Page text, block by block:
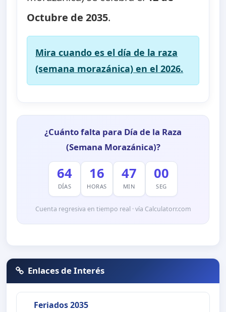
Octubre de 2035.
Mira cuando es el día de la raza
(semana morazánica) en el 2026.
¿Cuánto falta para Día de la Raza
(Semana Morazánica)?
64
DÍAS
16
HORAS
47
MIN
00
SEG
Cuenta regresiva en tiempo real · vía Calculatorr.com
Enlaces de Interés
Feriados 2035